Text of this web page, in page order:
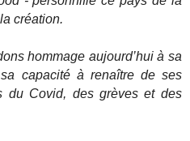
création.
hommage aujourd’hui à sa
capacité à renaître de ses
du Covid, des grèves et des